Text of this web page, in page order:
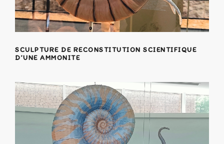
SCULPTURE DE RECONSTITUTION SCIENTIFIQUE
D’UNE AMMONITE